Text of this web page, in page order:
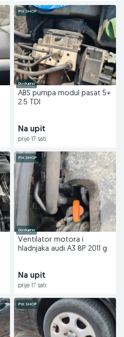
PIK SHOP
Dostupno
ABS pumpa modul pasat 5+
2.5 TDI
Na upit
prije 17 sati
PIK SHOP
Dostupno
Ventilator motora i
hladnjaka audi A3 8P 2011 g
Na upit
prije 17 sati
PIK SHOP